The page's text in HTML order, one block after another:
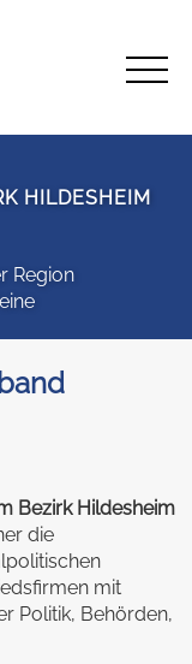
HILDESHEIM
Region
Bezirk Hildesheim
die
mit
Politik, Behörden,